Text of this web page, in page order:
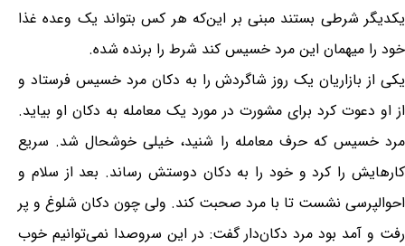
یکدیگر شرطی بستند مبنی بر این‌که هر کس بتواند یک وعده غذا
خود را میهمان این مرد خسیس کند شرط را برنده شده.
یکی از بازاریان یک روز شاگردش را به دکان مرد خسیس فرستاد و
از او دعوت کرد برای مشورت در مورد یک معامله به دکان او بیاید.
مرد خسیس که حرف معامله را شنید، خیلی خوشحال شد. سریع
کارهایش را کرد و خود را به دکان دوستش رساند. بعد از سلام و
احوالپرسی نشست تا با مرد صحبت کند. ولی چون دکان شلوغ و پر
رفت و آمد بود مرد دکان‌دار گفت: در این سروصدا نمی‌توانیم خوب